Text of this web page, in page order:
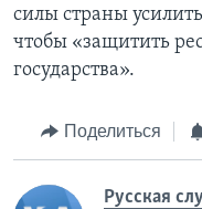
силы страны
чтобы «защитить
государства».
Поделиться
Русская